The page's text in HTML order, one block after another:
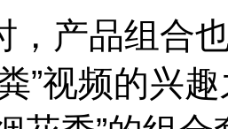
，产品组合
”视频的兴